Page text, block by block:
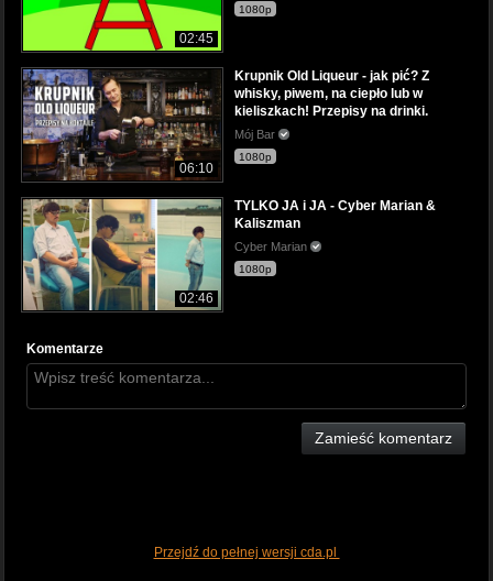
02:45
1080p
06:10
Krupnik Old Liqueur - jak pić? Z
whisky, piwem, na ciepło lub w
kieliszkach! Przepisy na drinki.
Mój Bar
1080p
02:46
TYLKO JA i JA - Cyber Marian &
Kaliszman
Cyber Marian
1080p
Komentarze
Zamieść komentarz
Przejdź do pełnej wersji cda.pl